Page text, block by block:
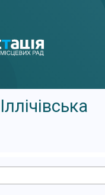
Іллічівська